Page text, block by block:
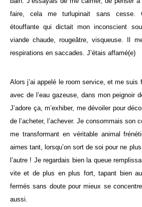
faire, cela me turlupinait sans cesse.
étouffante qui dictait mon inconscient
viande chaude, rougeâtre, visqueuse. Il
respirations en saccades. J’étais affamé(e)
Alors j’ai appelé le room service, et me suis
avec de l’eau gazeuse, dans mon peignoir
J’adore ça, m’exhiber, me dévoiler pour
de l’acheter, l’achever. Je consommais son
me transformant en véritable animal
aimes tant, lorsqu’on sort de soi pour ne
l’autre ! Je regardais bien la queue
vite et de plus en plus fort, tapant bien
fermés sans doute pour mieux se
aussi.